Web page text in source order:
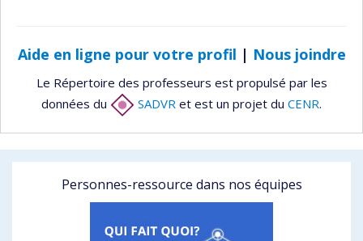
Aide en ligne pour votre profil | Nous joindre
Le Répertoire des professeurs est propulsé par les
données du
SADVR et est un projet du CENR.
Personnes-ressource dans nos équipes